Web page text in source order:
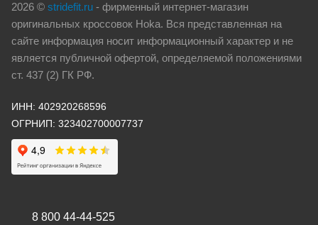
2026 © stridefit.ru - фирменный интернет-магазин
оригинальных кроссовок Hoka. Вся представленная на
сайте информация носит информационный характер и не
является публичной офертой, определяемой положениями
ст. 437 (2) ГК РФ.
ИНН: 402920268596
ОГРНИП: 323402700007737
8 800 44-44-525